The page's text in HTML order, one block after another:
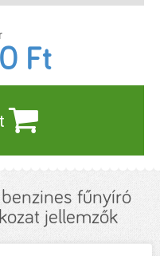
Ft
fűnyíró
jellemzők